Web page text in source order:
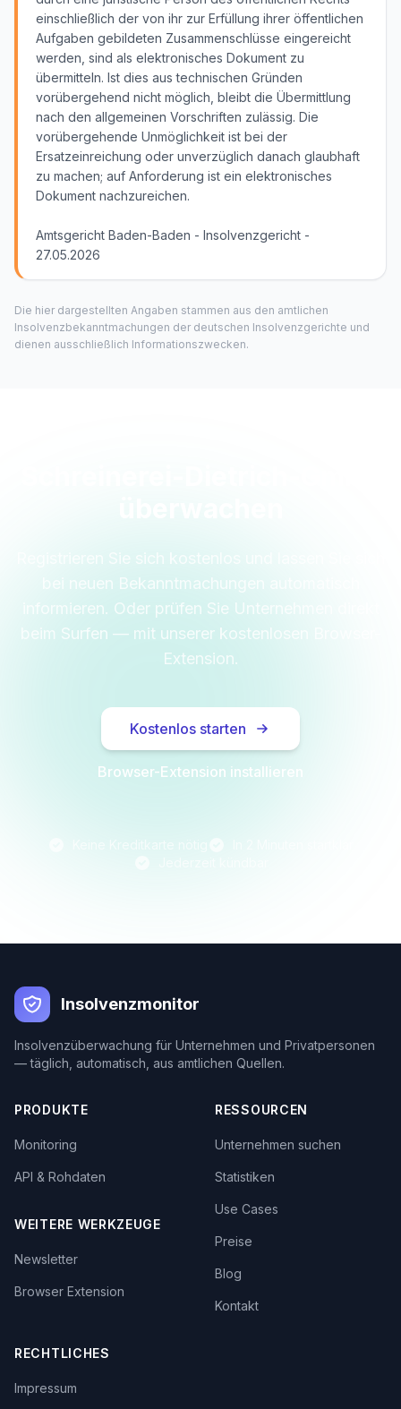
einschließlich der von ihr zur Erfüllung ihrer öffentlichen
Aufgaben gebildeten Zusammenschlüsse eingereicht
werden, sind als elektronisches Dokument zu
übermitteln. Ist dies aus technischen Gründen
vorübergehend nicht möglich, bleibt die Übermittlung
nach den allgemeinen Vorschriften zulässig. Die
vorübergehende Unmöglichkeit ist bei der
Ersatzeinreichung oder unverzüglich danach glaubhaft
zu machen; auf Anforderung ist ein elektronisches
Dokument nachzureichen.
Amtsgericht Baden-Baden - Insolvenzgericht -
27.05.2026
Die hier dargestellten Angaben stammen aus den amtlichen
Insolvenzbekanntmachungen der deutschen Insolvenzgerichte und
dienen ausschließlich Informationszwecken.
Registrieren Sie sich kostenlos und lassen Sie sich
bei neuen Bekanntmachungen automatisch
informieren. Oder prüfen Sie Unternehmen direkt
beim Surfen — mit unserer kostenlosen Browser-
Extension.
Kostenlos starten
Browser-Extension installieren
Insolvenzmonitor
Insolvenzüberwachung für Unternehmen und Privatpersonen
— täglich, automatisch, aus amtlichen Quellen.
PRODUKTE
Monitoring
API & Rohdaten
WEITERE WERKZEUGE
Newsletter
Browser Extension
RESSOURCEN
Unternehmen suchen
Statistiken
Use Cases
Preise
Blog
Kontakt
RECHTLICHES
Impressum